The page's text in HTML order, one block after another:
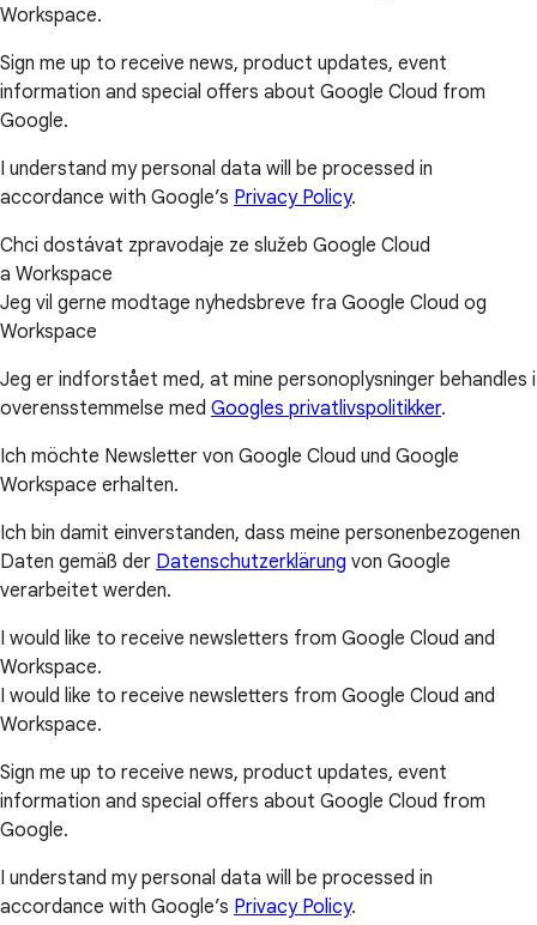
Workspace.
Sign me up to receive news, product updates, event
information and special offers about Google Cloud from
Google.
I understand my personal data will be processed in
accordance with Google’s Privacy Policy.
Chci dostávat zpravodaje ze služeb Google Cloud
a Workspace
Jeg vil gerne modtage nyhedsbreve fra Google Cloud og
Workspace
Jeg er indforstået med, at mine personoplysninger behandles i
overensstemmelse med Googles privatlivspolitikker.
Ich möchte Newsletter von Google Cloud und Google
Workspace erhalten.
Ich bin damit einverstanden, dass meine personenbezogenen
Daten gemäß der Datenschutzerklärung von Google
verarbeitet werden.
I would like to receive newsletters from Google Cloud and
Workspace.
I would like to receive newsletters from Google Cloud and
Workspace.
Sign me up to receive news, product updates, event
information and special offers about Google Cloud from
Google.
I understand my personal data will be processed in
accordance with Google’s Privacy Policy.